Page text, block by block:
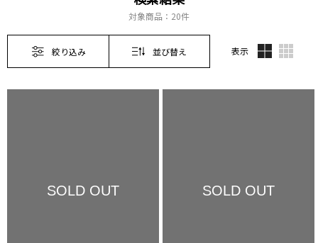
対象商品： 20件
絞り込み 並び替え 表示
SOLD OUT SOLD OUT